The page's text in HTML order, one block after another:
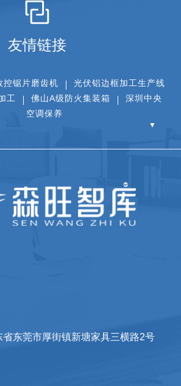
友情链接
控锯片磨齿机
光伏铝边框加工生产线
工 佛山A级防火集装箱
深圳中央
空调保养
▼
东莞市厚街镇新塘家具三横路2号